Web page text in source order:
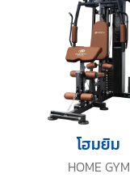
HOME GYM
โฮมยิม